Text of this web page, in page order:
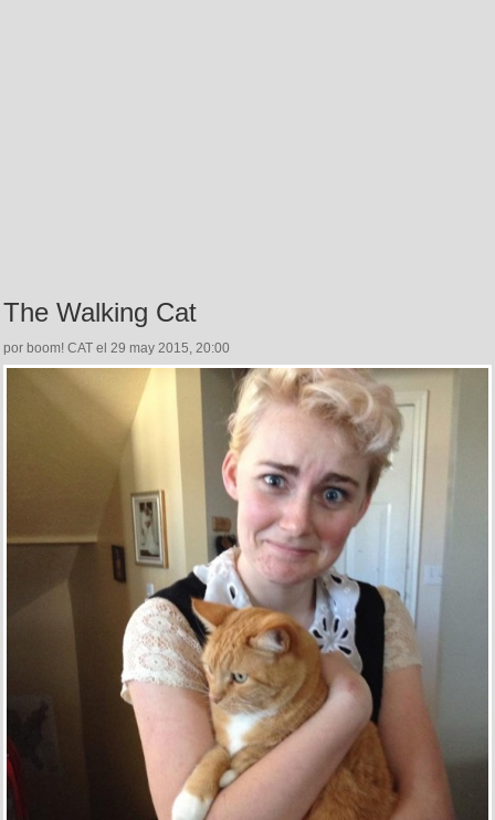
The Walking Cat
por boom! CAT el 29 may 2015, 20:00